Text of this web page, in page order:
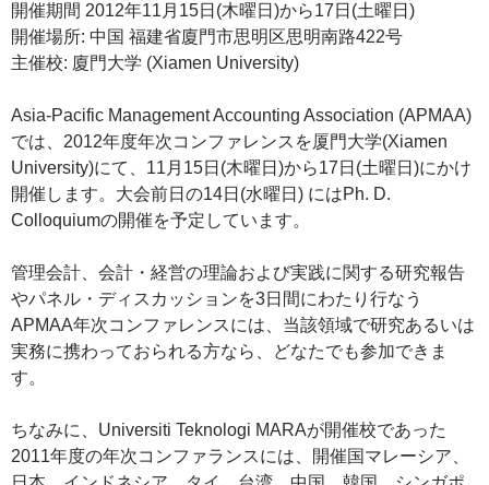
開催期間 2012年11月15日(木曜日)から17日(土曜日)
開催場所: 中国 福建省廈門市思明区思明南路422号
主催校: 廈門大学 (Xiamen University)
Asia-Pacific Management Accounting Association (APMAA)
では、2012年度年次コンファレンスを厦門大学(Xiamen
University)にて、11月15日(木曜日)から17日(土曜日)にかけ
開催します。大会前日の14日(水曜日) にはPh. D.
Colloquiumの開催を予定しています。
管理会計、会計・経営の理論および実践に関する研究報告
やパネル・ディスカッションを3日間にわたり行なう
APMAA年次コンファレンスには、当該領域で研究あるいは
実務に携わっておられる方なら、どなたでも参加できま
す。
ちなみに、Universiti Teknologi MARAが開催校であった
2011年度の年次コンファランスには、開催国マレーシア、